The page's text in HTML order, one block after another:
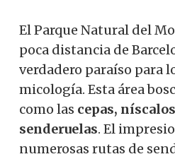
El Parque Natural del
poca distancia de
verdadero paraíso para
micología. Esta área
como las cepas,
senderuelas. El
numerosas rutas de